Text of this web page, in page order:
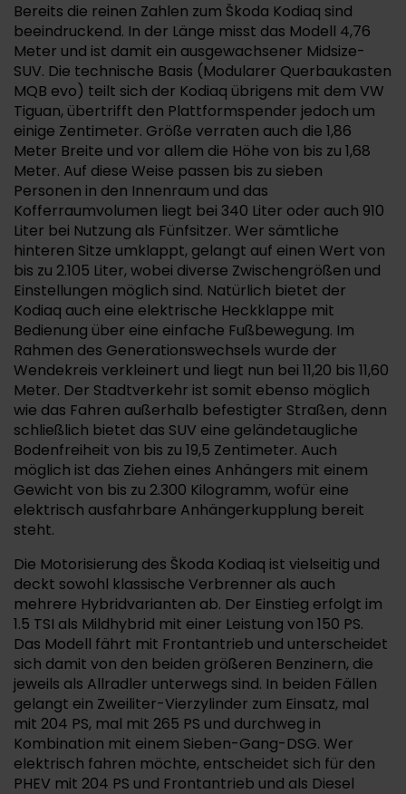
Bereits die reinen Zahlen zum Škoda Kodiaq sind
beeindruckend. In der Länge misst das Modell 4,76
Meter und ist damit ein ausgewachsener Midsize-
SUV. Die technische Basis (Modularer Querbaukasten
MQB evo) teilt sich der Kodiaq übrigens mit dem VW
Tiguan, übertrifft den Plattformspender jedoch um
einige Zentimeter. Größe verraten auch die 1,86
Meter Breite und vor allem die Höhe von bis zu 1,68
Meter. Auf diese Weise passen bis zu sieben
Personen in den Innenraum und das
Kofferraumvolumen liegt bei 340 Liter oder auch 910
Liter bei Nutzung als Fünfsitzer. Wer sämtliche
hinteren Sitze umklappt, gelangt auf einen Wert von
bis zu 2.105 Liter, wobei diverse Zwischengrößen und
Einstellungen möglich sind. Natürlich bietet der
Kodiaq auch eine elektrische Heckklappe mit
Bedienung über eine einfache Fußbewegung. Im
Rahmen des Generationswechsels wurde der
Wendekreis verkleinert und liegt nun bei 11,20 bis 11,60
Meter. Der Stadtverkehr ist somit ebenso möglich
wie das Fahren außerhalb befestigter Straßen, denn
schließlich bietet das SUV eine geländetaugliche
Bodenfreiheit von bis zu 19,5 Zentimeter. Auch
möglich ist das Ziehen eines Anhängers mit einem
Gewicht von bis zu 2.300 Kilogramm, wofür eine
elektrisch ausfahrbare Anhängerkupplung bereit
steht.
Die Motorisierung des Škoda Kodiaq ist vielseitig und
deckt sowohl klassische Verbrenner als auch
mehrere Hybridvarianten ab. Der Einstieg erfolgt im
1.5 TSI als Mildhybrid mit einer Leistung von 150 PS.
Das Modell fährt mit Frontantrieb und unterscheidet
sich damit von den beiden größeren Benzinern, die
jeweils als Allradler unterwegs sind. In beiden Fällen
gelangt ein Zweiliter-Vierzylinder zum Einsatz, mal
mit 204 PS, mal mit 265 PS und durchweg in
Kombination mit einem Sieben-Gang-DSG. Wer
elektrisch fahren möchte, entscheidet sich für den
PHEV mit 204 PS und Frontantrieb und als Diesel